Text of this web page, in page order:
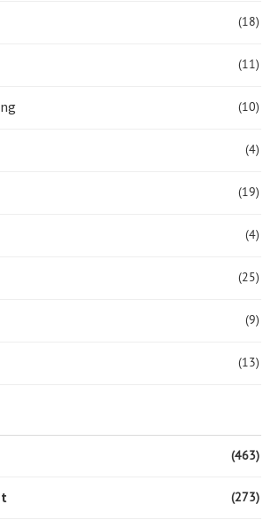
(18)
(11)
(10)
(4)
(19)
(4)
(25)
(9)
(13)
(463)
(273)